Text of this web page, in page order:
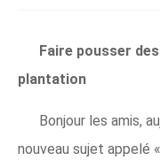
Faire pousser
plantation
Bonjour les amis,
nouveau sujet appelé